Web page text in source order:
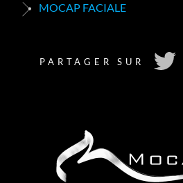
MOCAP FACIALE
PARTAGER SUR